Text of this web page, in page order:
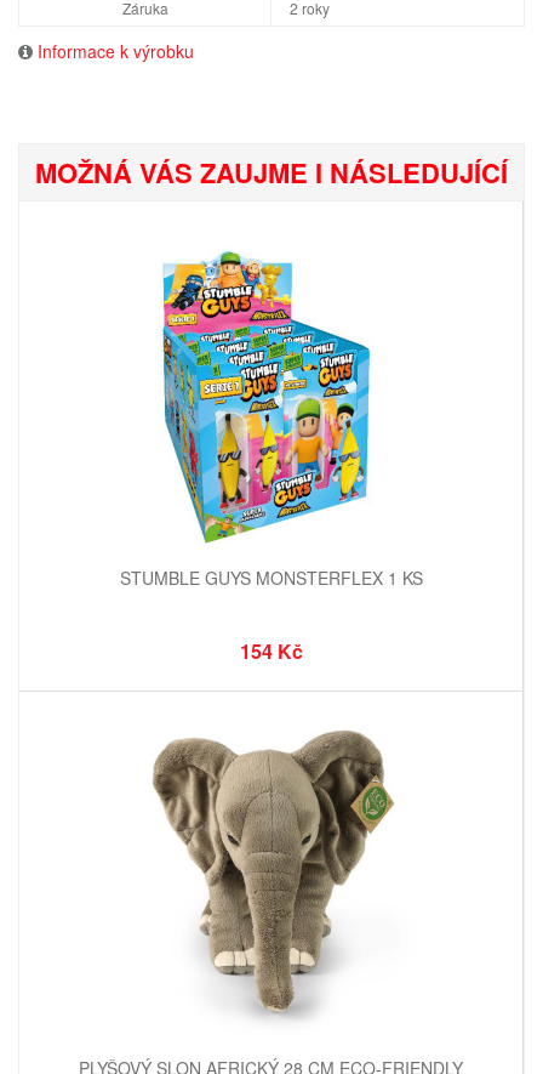
Záruka
2 roky
Informace k výrobku
MOŽNÁ VÁS ZAUJME I NÁSLEDUJÍCÍ
STUMBLE GUYS MONSTERFLEX 1 KS
154 Kč
PLYŠOVÝ SLON AFRICKÝ 28 CM ECO-FRIENDLY